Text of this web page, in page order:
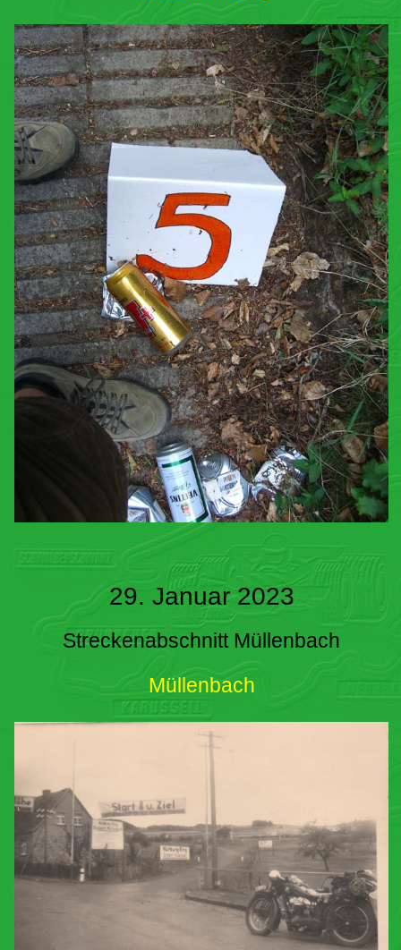
29. Januar 2023
Streckenabschnitt Müllenbach
Müllenbach